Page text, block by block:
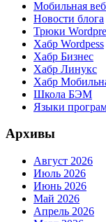
Мобильная
Новости блога
Трюки
Хабр Wordpess
Хабр Бизнес
Хабр Линукс
Хабр
Школа БЭМ
Языки
Архивы
Август 2026
Июль 2026
Июнь 2026
Май 2026
Апрель 2026